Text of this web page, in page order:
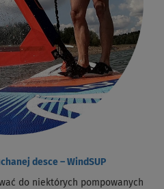
desce – WindSUP
do niektórych pompowanych